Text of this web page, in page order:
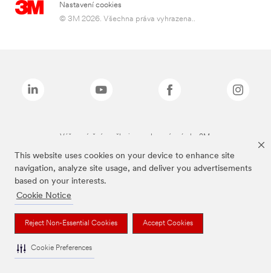
This website uses cookies on your device to enhance site
navigation, analyze site usage, and deliver you advertisements
based on your interests.
Cookie Notice
Reject Non-Essential Cookies Accept Cookies
Cookie Preferences
Nastavení cookies
© 3M 2026. Všechna práva vyhrazena..
Výše zmíněné značky jsou ochranné známky 3M.